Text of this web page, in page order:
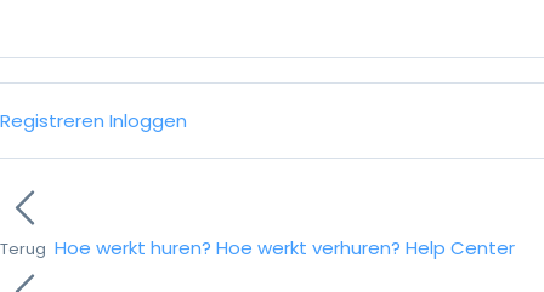
Registreren Inloggen
Terug Hoe werkt huren? Hoe werkt verhuren? Help Center